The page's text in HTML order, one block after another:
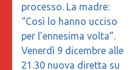
processo. La madre:
“Così lo hanno ucciso
per l’ennesima volta”.
Venerdì 9 dicembre alle
21.30 nuova diretta su